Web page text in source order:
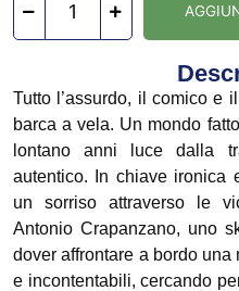
Tutto l’assurdo, il comico e
barca a vela. Un mondo
lontano anni luce dalla
autentico. In chiave ironica
un sorriso attraverso le
Antonio Crapanzano, uno
dover affrontare a bordo
e incontentabili, cercando